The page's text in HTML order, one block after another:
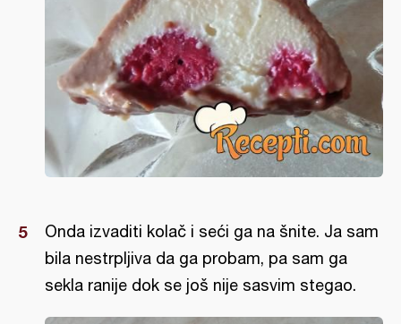
Onda izvaditi kolač i seći ga na šnite. Ja sam
bila nestrpljiva da ga probam, pa sam ga
sekla ranije dok se još nije sasvim stegao.